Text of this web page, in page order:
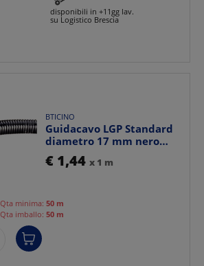
disponibili in +11gg lav.
su Logistico Brescia
BTICINO
Guidacavo LGP Standard
diametro 17 mm nero
materiale PA6.6 ignifu...
€ 1,44 x 1 m
Qta minima: 50 m
Qta imballo: 50 m